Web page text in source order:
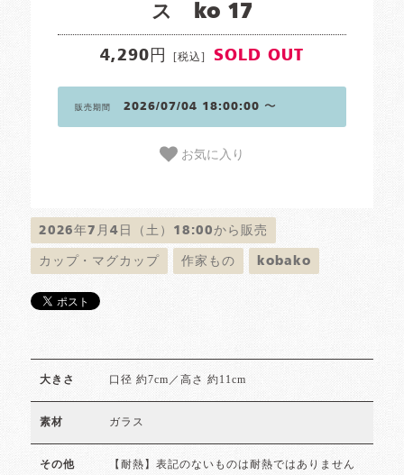
ス ko 17
4,290円 [税込] SOLD OUT
販売期間 2026/07/04 18:00:00 〜
お気に入り
2026年7月4日（土）18:00から販売
カップ・マグカップ 作家もの kobako
大きさ 口径 約7cm／高さ 約11cm
素材 ガラス
その他 【耐熱】表記のないものは耐熱ではありません